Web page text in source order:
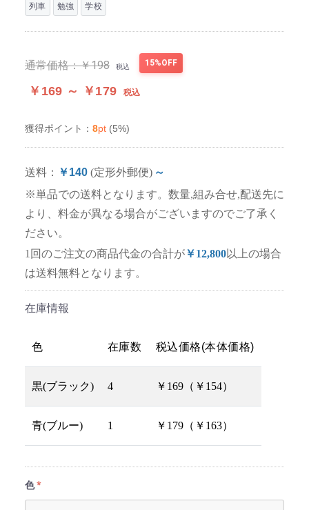
列車 勉強 学校
通常価格：￥198 税込 15%OFF
￥169 ～ ￥179 税込
獲得ポイント： 8pt (5%)
送料： ￥140 (定形外郵便) ～
※単品での送料となります。数量,組み合せ,配送先に
より、料金が異なる場合がございますのでご了承く
ださい。
1回のご注文の商品代金の合計が￥12,800以上の場合
は送料無料となります。
在庫情報
色 在庫数 税込価格(本体価格)
黒(ブラック) 4 ￥169（￥154）
青(ブルー) 1 ￥179（￥163）
色